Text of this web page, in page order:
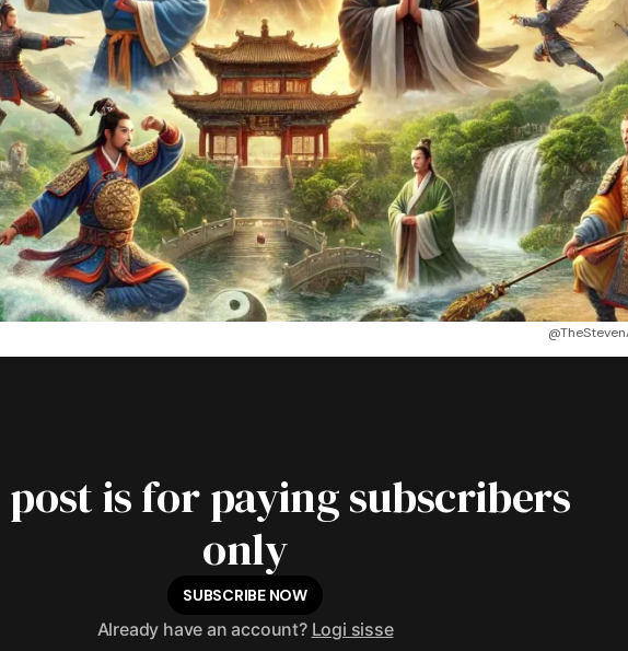
is for paying subscribers
only
SUBSCRIBE NOW
Already have an account? Logi sisse